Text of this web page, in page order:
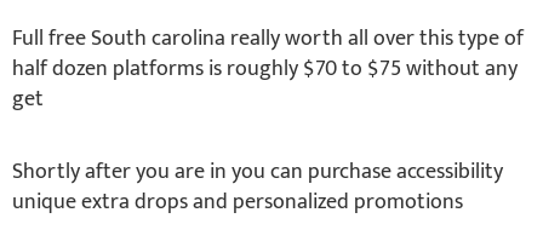
Full free South carolina really worth all over this type of
half dozen platforms is roughly $70 to $75 without any
get
Shortly after you are in you can purchase accessibility
unique extra drops and personalized promotions